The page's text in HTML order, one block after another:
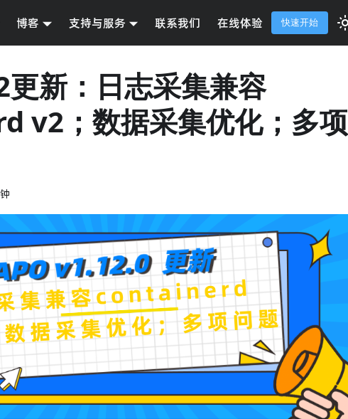
博客 支持与服务 联系我们 在线体验 快速开始
新：日志采集兼容
v2；数据采集优化；多项